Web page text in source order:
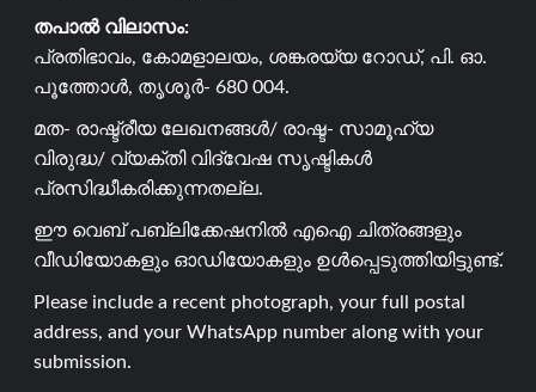
തപാൽ വിലാസം:
പ്രതിഭാവം, കോമളാലയം, ശങ്കരയ്യ റോഡ്, പി. ഓ.
പൂത്തോൾ, തൃശൂർ- 680 004.
മത- രാഷ്ട്രീയ ലേഖനങ്ങൾ/ രാഷ്ട- സാമൂഹ്യ
വിരുദ്ധ/ വ്യക്തി വിദ്വേഷ സൃഷ്ടികൾ
പ്രസിദ്ധീകരിക്കുന്നതല്ല.
ഈ വെബ് പബ്ലിക്കേഷനിൽ എഐ ചിത്രങ്ങളും
വീഡിയോകളും ഓഡിയോകളും ഉൾപ്പെടുത്തിയിട്ടുണ്ട്.
Please include a recent photograph, your full postal
address, and your WhatsApp number along with your
submission.